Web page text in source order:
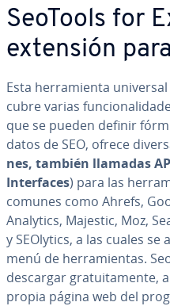
SeoTools for
extensión
Esta he­rra­mie­n­ta
cubre varias
que se pueden definir
datos de SEO, ofrece
nes, también llamadas
In­te­r­fa­ces) para las
comunes como Ahrefs,
Analytics, Majestic, Moz,
y SEOlytics, a las cuales
menú de he­rra­mie­n­tas.
descargar gra­tui­ta­me­n­te,
propia página web del